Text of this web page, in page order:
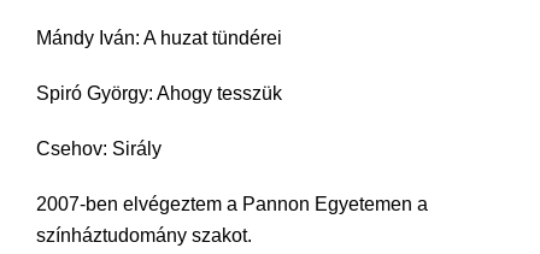
Mándy Iván: A huzat tündérei
Spiró György: Ahogy tesszük
Csehov: Sirály
2007-ben elvégeztem a Pannon Egyetemen a
színháztudomány szakot.